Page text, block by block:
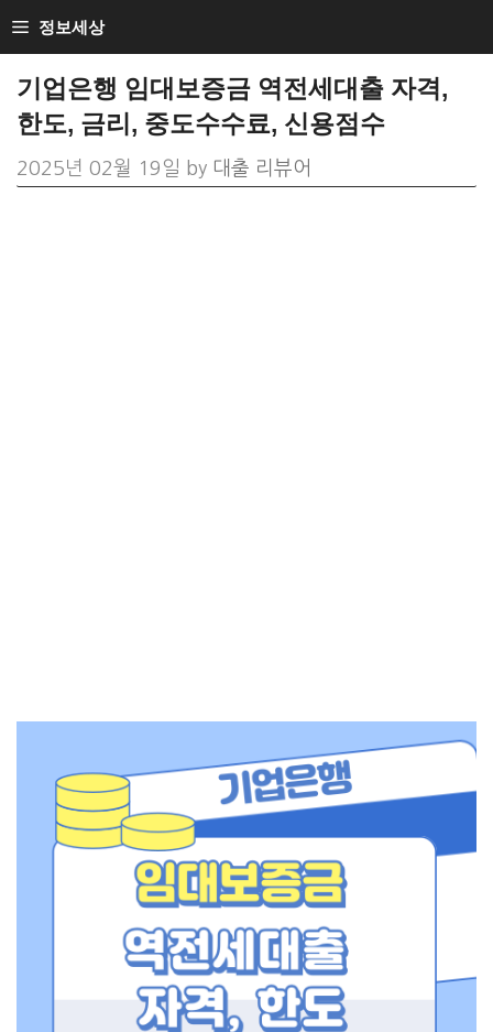
Skip
to
content
정보세상
기업은행 임대보증금 역전세대출 자격,
한도, 금리, 중도수수료, 신용점수
2025년 02월 19일 by 대출 리뷰어